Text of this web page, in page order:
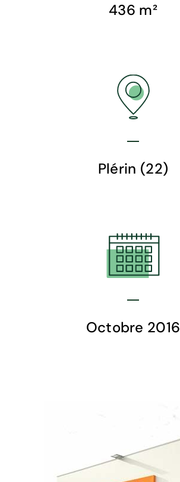
436 m²
Plérin (22)
Octobre 2016